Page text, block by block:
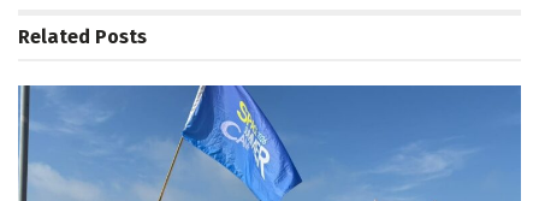
Lampung Arinal Djunaidi membuka Turnamen Golf
Terbuka Lampung Post, di Padang Golf Sukarame,
Bandarlampung, Minggu (6/10/2019) pagi, yang ditandai
Related Posts